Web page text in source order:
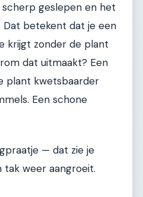
geslepen en het
Dat betekent dat je een
krijgt zonder de plant
dat uitmaakt? Een
plant kwetsbaarder
Een schone
— dat zie je
tak weer aangroeit.